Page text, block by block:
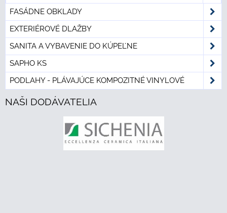
FASÁDNE OBKLADY
EXTERIÉROVÉ DLAŽBY
SANITA A VYBAVENIE DO KÚPEĽNE
SAPHO KS
PODLAHY - PLÁVAJÚCE KOMPOZITNÉ VINYLOVÉ
NAŠI DODÁVATELIA